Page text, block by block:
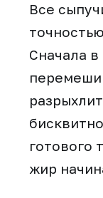
Все
Сначала
готового
жир